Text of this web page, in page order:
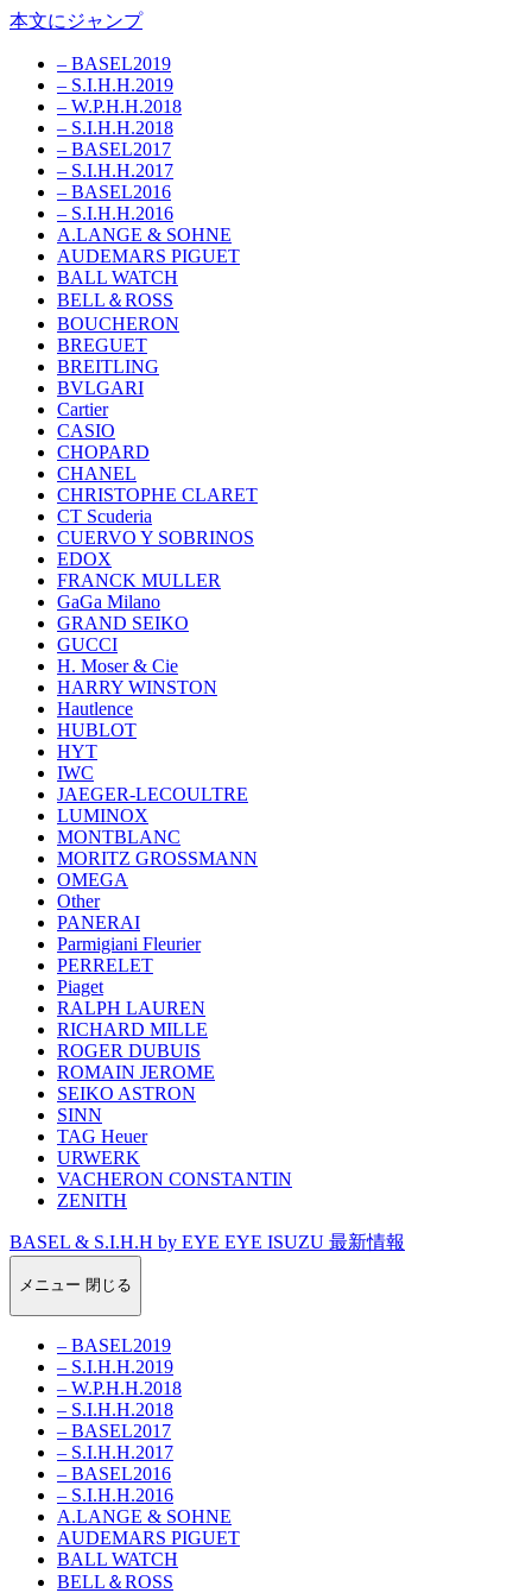
本文にジャンプ
– BASEL2019
– S.I.H.H.2019
– W.P.H.H.2018
– S.I.H.H.2018
– BASEL2017
– S.I.H.H.2017
– BASEL2016
– S.I.H.H.2016
A.LANGE & SOHNE
AUDEMARS PIGUET
BALL WATCH
BELL＆ROSS
BOUCHERON
BREGUET
BREITLING
BVLGARI
Cartier
CASIO
CHOPARD
CHANEL
CHRISTOPHE CLARET
CT Scuderia
CUERVO Y SOBRINOS
EDOX
FRANCK MULLER
GaGa Milano
GRAND SEIKO
GUCCI
H. Moser & Cie
HARRY WINSTON
Hautlence
HUBLOT
HYT
IWC
JAEGER-LECOULTRE
LUMINOX
MONTBLANC
MORITZ GROSSMANN
OMEGA
Other
PANERAI
Parmigiani Fleurier
PERRELET
Piaget
RALPH LAUREN
RICHARD MILLE
ROGER DUBUIS
ROMAIN JEROME
SEIKO ASTRON
SINN
TAG Heuer
URWERK
VACHERON CONSTANTIN
ZENITH
BASEL & S.I.H.H by EYE EYE ISUZU 最新情報
メニュー 閉じる
– BASEL2019
– S.I.H.H.2019
– W.P.H.H.2018
– S.I.H.H.2018
– BASEL2017
– S.I.H.H.2017
– BASEL2016
– S.I.H.H.2016
A.LANGE & SOHNE
AUDEMARS PIGUET
BALL WATCH
BELL＆ROSS